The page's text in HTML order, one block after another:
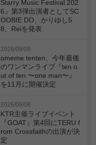
Starry Music Festival 202
6』第3弾出演者としてSC
OOBIE DO、かりゆし5
8、Reiを発表
2026/08/08
omeme tenten、今年最後
のワンマンライブ『ten o
ut of ten 〜one man〜』
を11月に開催決定
2026/08/08
KTR主催ライブイベント
『GOAT』第4回にTERU f
rom Crossfaithの出演が決
定